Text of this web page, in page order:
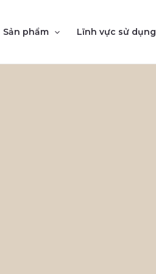
Sản phẩm Lĩnh vực sử dụng